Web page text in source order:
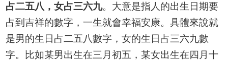
占二五八，女占三六九。大意是指人的出生日期要
占到吉祥的數字，一生就會幸福安康。具體來說就
是男的生日占二五八數字，女的生日占三六九數
字。比如某男出生在三月初五，某女出生在四月十